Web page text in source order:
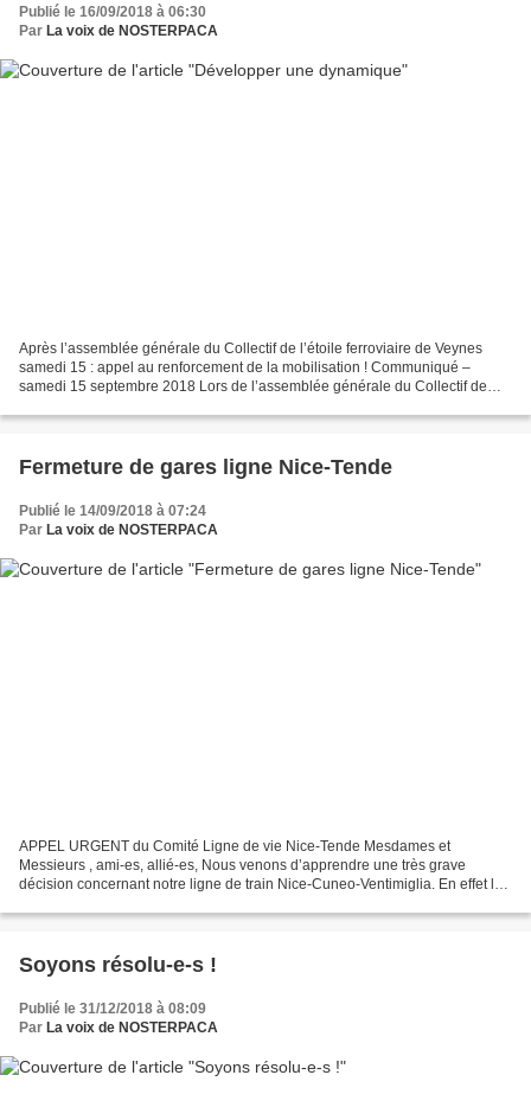
Publié le 16/09/2018 à 06:30
Par La voix de NOSTERPACA
Après l’assemblée générale du Collectif de l’étoile ferroviaire de Veynes
samedi 15 : appel au renforcement de la mobilisation ! Communiqué –
samedi 15 septembre 2018 Lors de l’assemblée générale du Collectif de
Fermeture de gares ligne Nice-Tende
Publié le 14/09/2018 à 07:24
Par La voix de NOSTERPACA
APPEL URGENT du Comité Ligne de vie Nice-Tende Mesdames et
Messieurs , ami-es, allié-es, Nous venons d’apprendre une très grave
décision concernant notre ligne de train Nice-Cuneo-Ventimiglia. En effet les
Soyons résolu-e-s !
Publié le 31/12/2018 à 08:09
Par La voix de NOSTERPACA